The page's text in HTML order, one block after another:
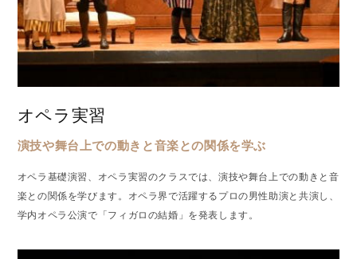
オペラ実習
演技や舞台上での動きと音楽との関係を学ぶ
オペラ基礎演習、オペラ実習のクラスでは、演技や舞台上での動きと音
楽との関係を学びます。オペラ界で活躍するプロの男性助演と共演し、
学内オペラ公演で「フィガロの結婚」を発表します。